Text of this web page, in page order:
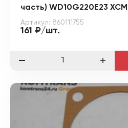
часть) WD10G220E23
Артикул: 860111755
161 ₽/шт.